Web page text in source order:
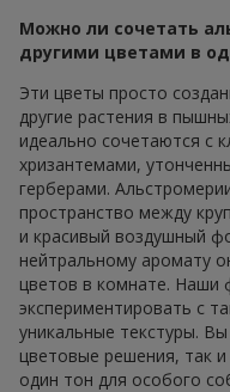
Можно ли сочетать
другими цветами в
Эти цветы просто
другие растения в
идеально сочетаются с
хризантемами,
герберами.
пространство между
и красивый воздушный
нейтральному аромату
цветов в комнате.
экспериментировать с
уникальные текстуры.
цветовые решения, так
один тон для особого